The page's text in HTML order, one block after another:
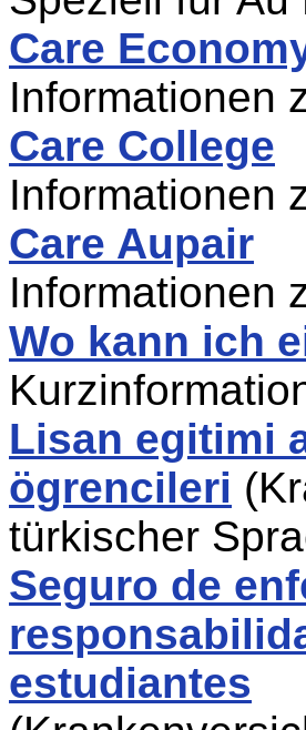
Care
Informationen
Care College
Informationen
Care Aupair
Informationen
Wo kann ich
Lisan egitimi
ögrencileri
türkischer
Seguro de
estudiantes